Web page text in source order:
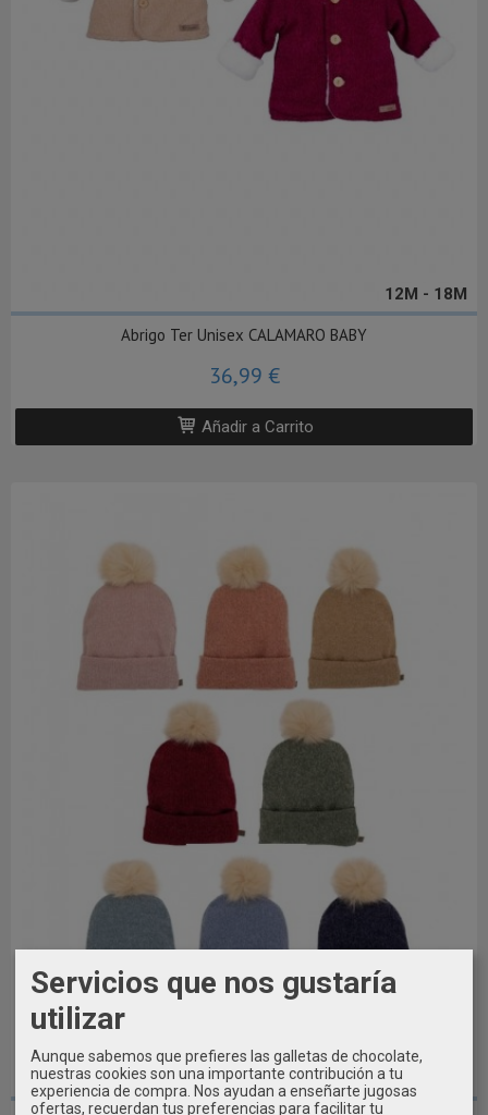
12M - 18M
Abrigo Ter Unisex CALAMARO BABY
36,99 €
Añadir a Carrito
TALLA M (18M a 3A)
Servicios que nos gustaría
utilizar
Aunque sabemos que prefieres las galletas de chocolate,
nuestras cookies son una importante contribución a tu
experiencia de compra. Nos ayudan a enseñarte jugosas
ofertas, recuerdan tus preferencias para facilitar tu